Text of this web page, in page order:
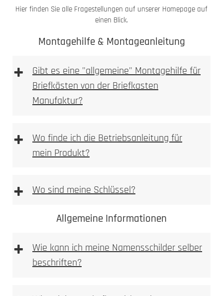
Hier finden Sie alle Fragestellungen auf unserer Homepage auf
einen Blick.
Montagehilfe & Montageanleitung
+
Gibt es eine "allgemeine" Montagehilfe für
Briefkästen von der Briefkasten
Manufaktur?
+
Wo finde ich die Betriebsanleitung für
mein Produkt?
+ Wo sind meine Schlüssel?
Allgemeine Informationen
+
Wie kann ich meine Namensschilder selber
beschriften?